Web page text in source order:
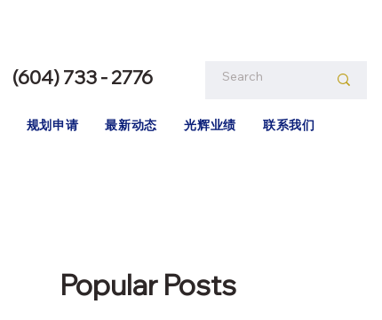
Popular Posts
(604) 733 - 2776
规划申请 最新动态 光辉业绩 联系我们